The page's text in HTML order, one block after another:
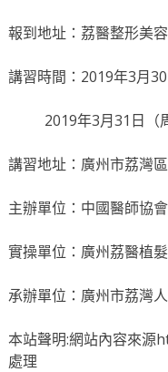
報到地址：荔醫整形美
講習時間：2019年3月
2019年3月31日（周
講習地址：廣州市荔灣
主辦單位：中國醫師協
實操單位：廣州荔醫植
承辦單位：廣州市荔灣
本站聲明:網站內容來
處理